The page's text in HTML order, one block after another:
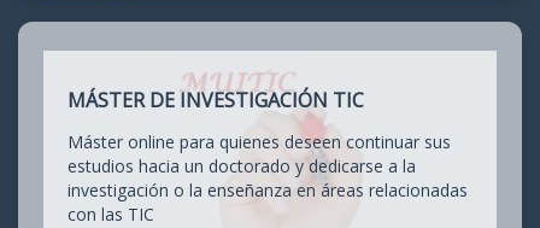
MÁSTER DE INVESTIGACIÓN TIC
Máster online para quienes deseen continuar sus
estudios hacia un doctorado y dedicarse a la
investigación o la enseñanza en áreas relacionadas
con las TIC